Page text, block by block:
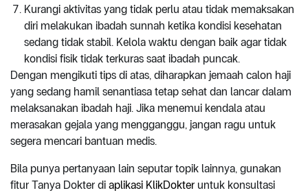
Kurangi aktivitas yang tidak perlu atau tidak memaksakan
diri melakukan ibadah sunnah ketika kondisi kesehatan
sedang tidak stabil. Kelola waktu dengan baik agar tidak
kondisi fisik tidak terkuras saat ibadah puncak.
Dengan mengikuti tips di atas, diharapkan jemaah calon haji
yang sedang hamil senantiasa tetap sehat dan lancar dalam
melaksanakan ibadah haji. Jika menemui kendala atau
merasakan gejala yang mengganggu, jangan ragu untuk
segera mencari bantuan medis.
Bila punya pertanyaan lain seputar topik lainnya, gunakan
fitur Tanya Dokter di aplikasi KlikDokter untuk konsultasi